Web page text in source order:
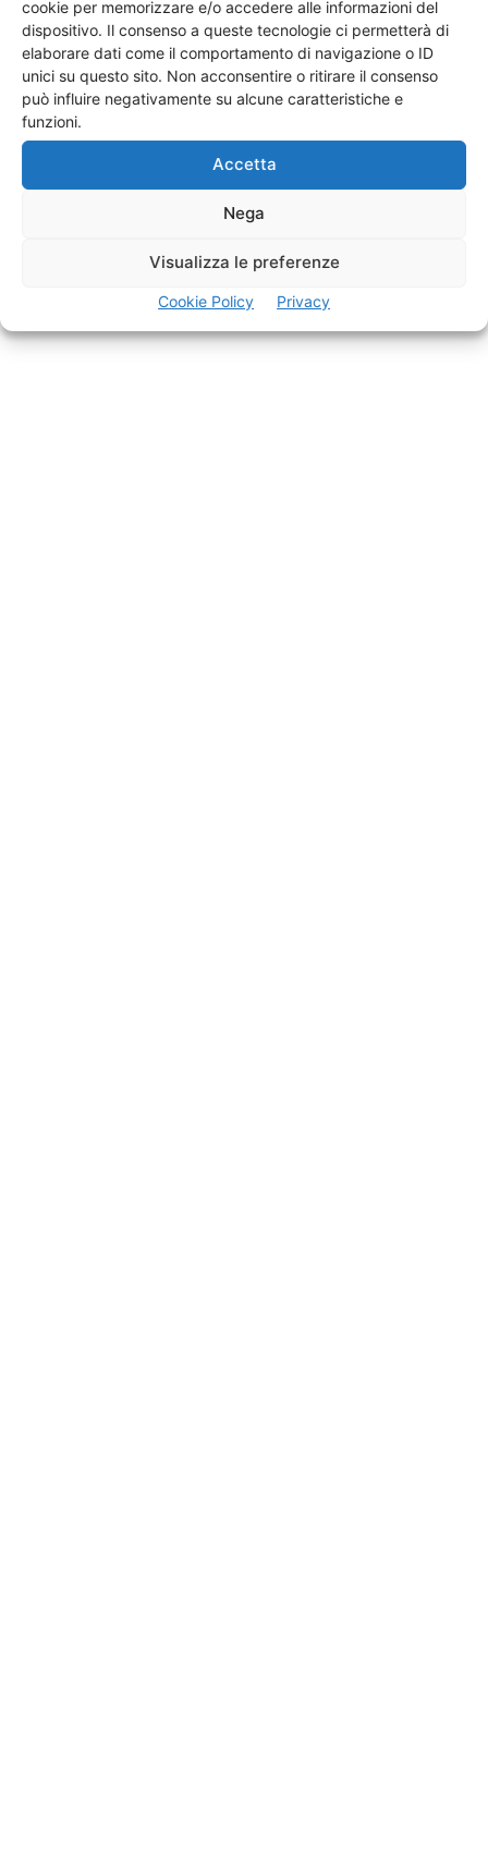
cookie per memorizzare e/o accedere alle informazioni del
dispositivo. Il consenso a queste tecnologie ci permetterà di
elaborare dati come il comportamento di navigazione o ID
unici su questo sito. Non acconsentire o ritirare il consenso
può influire negativamente su alcune caratteristiche e
funzioni.
Accetta
Nega
Visualizza le preferenze
Cookie Policy Privacy
Agenti Venditori Procacciatori